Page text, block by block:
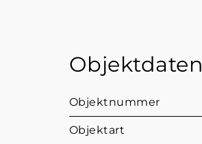
Objektdaten
Objektnummer
Objektart